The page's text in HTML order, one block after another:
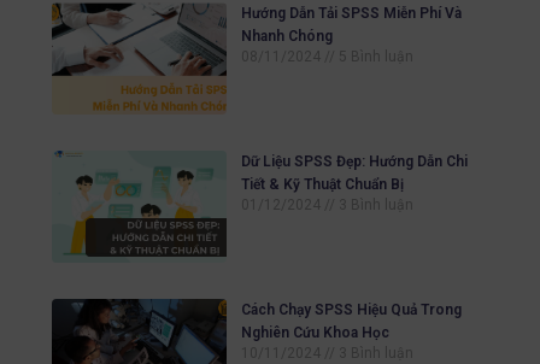
Hướng Dẫn Tải SPSS Miễn Phí Và
Nhanh Chóng
08/11/2024
5 Bình luận
Dữ Liệu SPSS Đẹp: Hướng Dẫn Chi
Tiết & Kỹ Thuật Chuẩn Bị
01/12/2024
3 Bình luận
Cách Chạy SPSS Hiệu Quả Trong
Nghiên Cứu Khoa Học
10/11/2024
3 Bình luận